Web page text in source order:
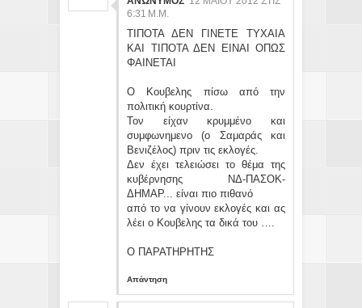
31 Μ.Μ.
ΤΙΠΟΤΑ ΔΕΝ ΓΙΝΕΤΕ ΤΥΧΑΙΑ
ΚΑΙ ΤΙΠΟΤΑ ΔΕΝ ΕΙΝΑΙ ΟΠΩΣ
ΦΑΙΝΕΤΑΙ
Ο Κουβελης πίσω από την
πολιτική κουρτίνα.
Τον είχαν κρυμμένο και
συμφωνημενο (ο Σαμαράς και
Βενιζέλος) πριν τις εκλογές.
Δεν έχει τελειώσει το θέμα της
κυβέρνησης ΝΔ-ΠΑΣΟΚ-
ΔΗΜΑΡ... είναι πιο πιθανό
από το να γίνουν εκλογές και ας
λέει ο Κουβελης τα δικά του ….
Ο ΠΑΡΑΤΗΡΗΤΗΣ
Απάντηση